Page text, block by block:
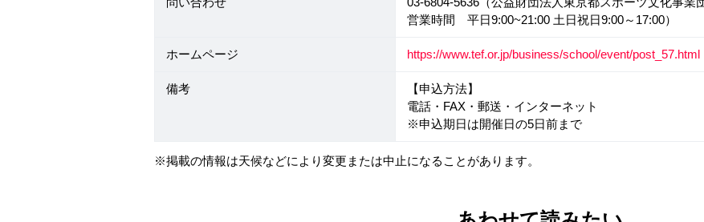
営業時間 平日9:00~21:00 土日祝日9:00～17:00）
ホームページ https://www.tef.or.jp/business/school/event/post_57.html
備考
【申込方法】
電話・FAX・郵送・インターネット
※申込期日は開催日の5日前まで
※掲載の情報は天候などにより変更または中止になることがあります。